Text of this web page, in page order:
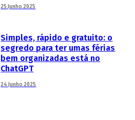
25 Junho 2025
Simples, rápido e gratuito: o
segredo para ter umas férias
bem organizadas está no
ChatGPT
24 Junho 2025